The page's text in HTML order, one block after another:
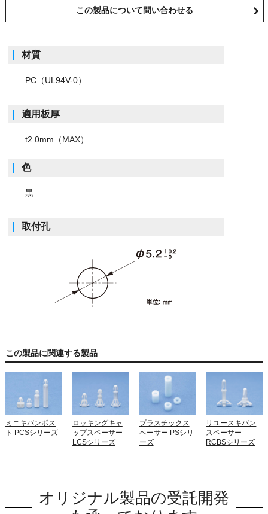
この製品について問い合わせる
材質
PC（UL94V-0）
適用板厚
t2.0mm（MAX）
色
黒
取付孔
この製品に関連する製品
ミニキバンポス
ト PCSシリーズ
ロッキングキャ
ップスペーサー
LCSシリーズ
プラスチックス
ペーサー PSシリ
ーズ
リユースキバン
スペーサー
RCBSシリーズ
オリジナル製品の受託開発